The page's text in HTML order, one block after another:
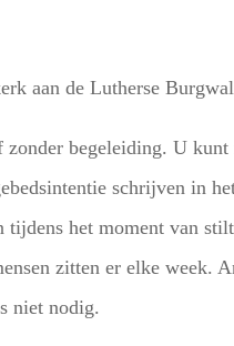
aan de Lutherse
begeleiding. U
schrijven in
tijdens het moment van
zitten er elke week.
niet nodig.